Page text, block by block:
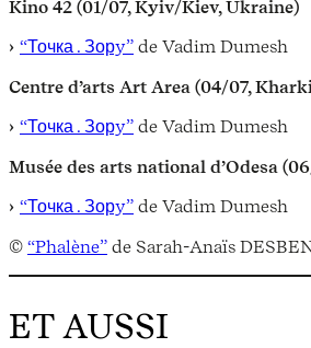
Kino 42 (01/07, Kyiv/Kiev, Ukraine)
“Точка . Зорy” de Vadim Dumesh
Centre d’arts Art Area (04/07,
“Точка . Зорy” de Vadim Dumesh
Musée des arts national d’Odesa
“Точка . Зорy” de Vadim Dumesh
© “Phalène” de Sarah-Anaïs
ET AUSSI